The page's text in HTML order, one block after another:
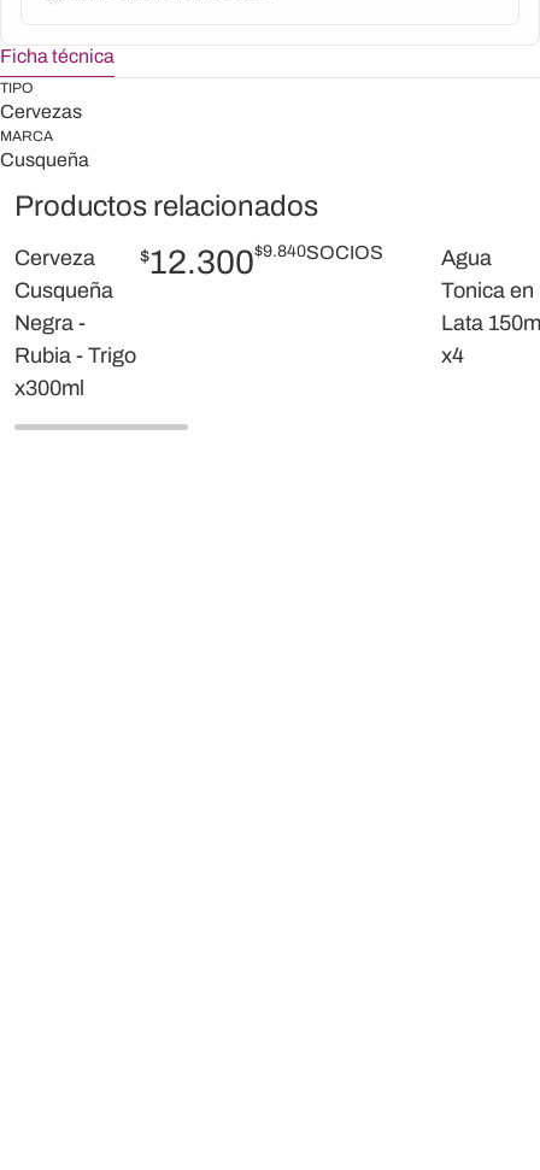
Ficha técnica
TIPO
Cervezas
MARCA
Cusqueña
Productos relacionados
Cerveza
Cusqueña
Negra -
Rubia - Trigo
x300ml
$12.300$9.840SOCIOS
Agua
Tonica en
Lata
x4